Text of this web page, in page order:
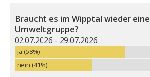
Braucht es im Wipptal wieder eine
Umweltgruppe?
02.07.2026 - 29.07.2026
ja (58%)
nein (41%)